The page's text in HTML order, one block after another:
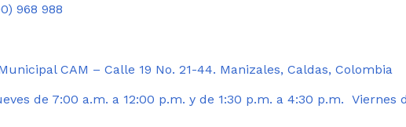
968 988
CAM – Calle 19 No. 21-44. Manizales, Caldas, Colombia
de 7:00 a.m. a 12:00 p.m. y de 1:30 p.m. a 4:30 p.m. Viernes